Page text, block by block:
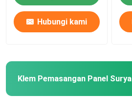
Hubungi kami
Klem Pemasangan Panel Surya